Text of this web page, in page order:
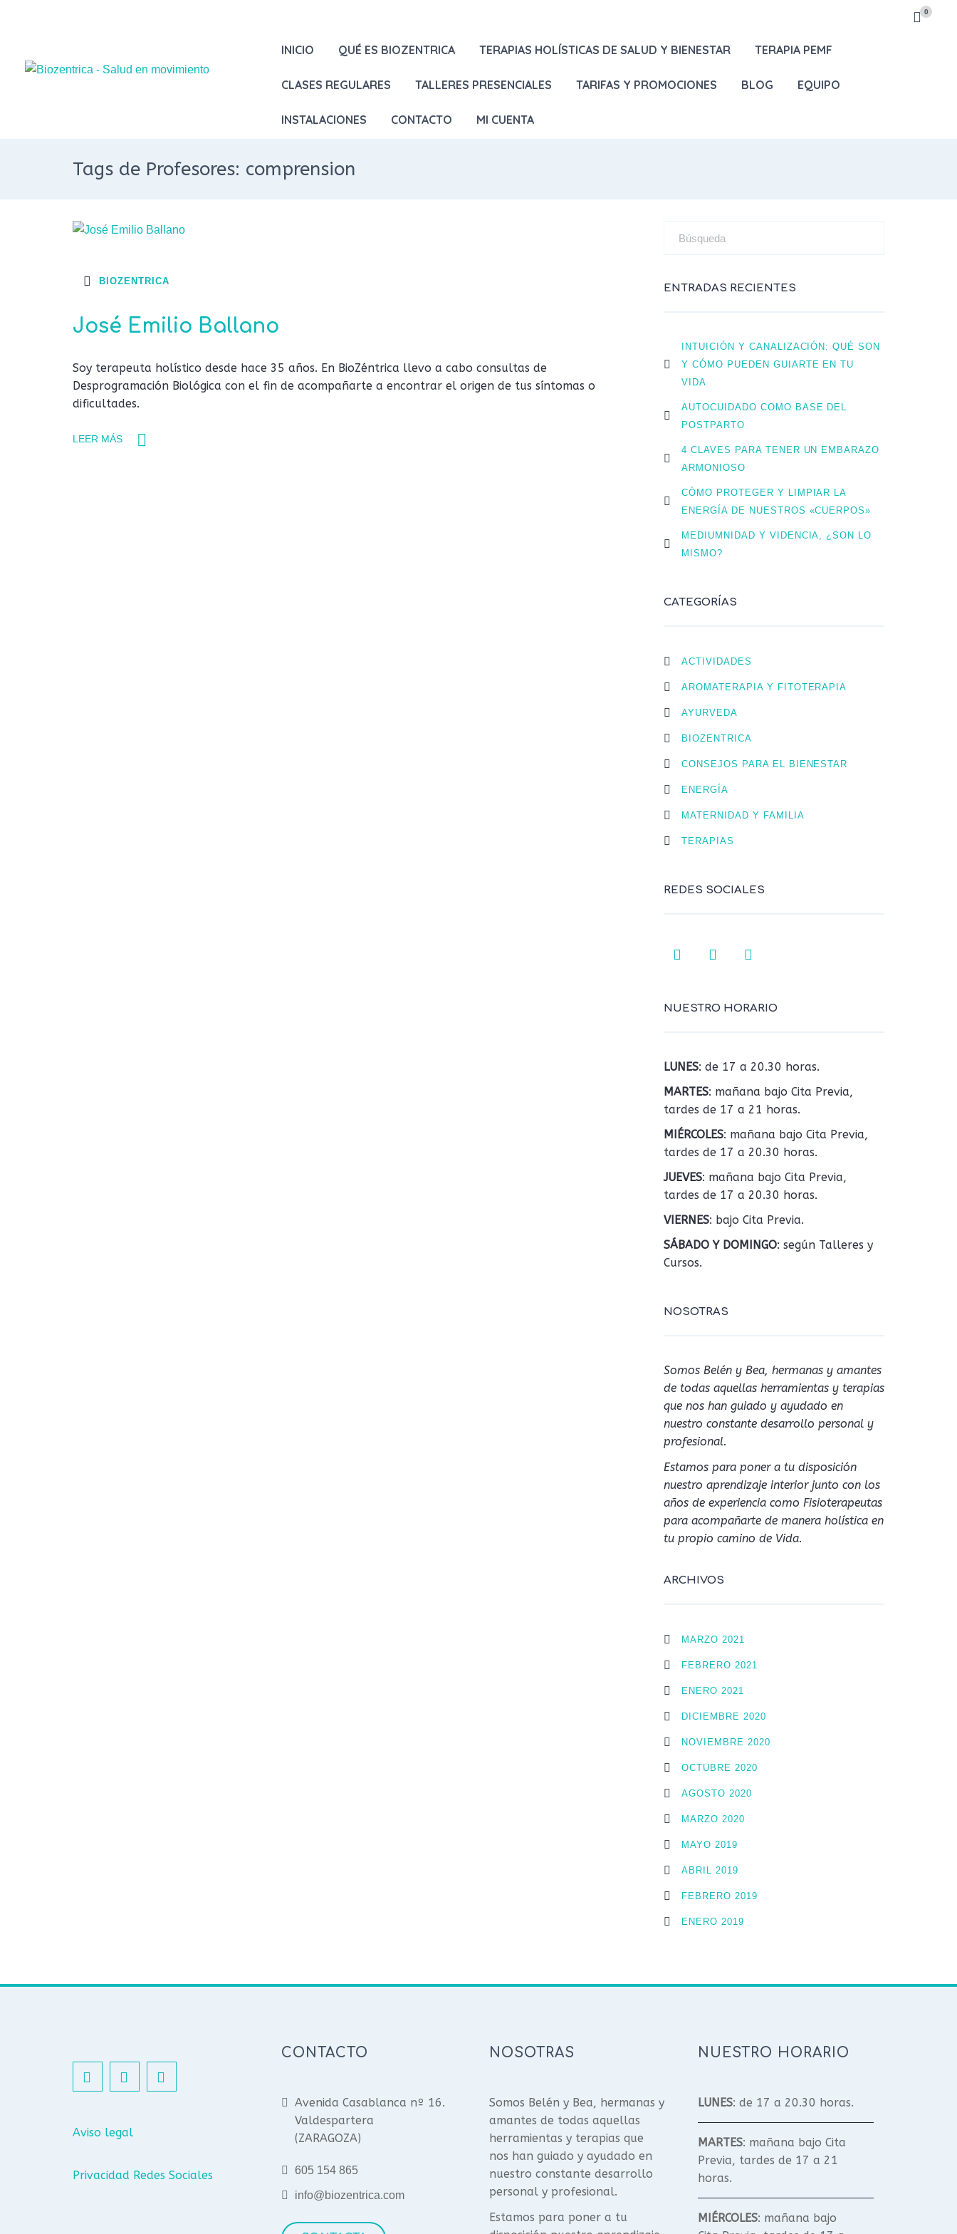
0
INICIO QUÉ ES BIOZENTRICA TERAPIAS HOLÍSTICAS DE SALUD Y BIENESTAR TERAPIA PEMF
CLASES REGULARES TALLERES PRESENCIALES TARIFAS Y PROMOCIONES BLOG EQUIPO
INSTALACIONES CONTACTO MI CUENTA
Tags de Profesores: comprension
BIOZENTRICA
José Emilio Ballano
Soy terapeuta holístico desde hace 35 años. En BioZéntrica llevo a cabo consultas de
Desprogramación Biológica con el fin de acompañarte a encontrar el origen de tus síntomas o
dificultades.
LEER MÁS
ENTRADAS RECIENTES
INTUICIÓN Y CANALIZACIÓN: QUÉ SON
Y CÓMO PUEDEN GUIARTE EN TU
VIDA
AUTOCUIDADO COMO BASE DEL
POSTPARTO
4 CLAVES PARA TENER UN EMBARAZO
ARMONIOSO
CÓMO PROTEGER Y LIMPIAR LA
ENERGÍA DE NUESTROS «CUERPOS»
MEDIUMNIDAD Y VIDENCIA, ¿SON LO
MISMO?
CATEGORÍAS
ACTIVIDADES
AROMATERAPIA Y FITOTERAPIA
AYURVEDA
BIOZENTRICA
CONSEJOS PARA EL BIENESTAR
ENERGÍA
MATERNIDAD Y FAMILIA
TERAPIAS
REDES SOCIALES
NUESTRO HORARIO
LUNES: de 17 a 20.30 horas.
MARTES: mañana bajo Cita Previa,
tardes de 17 a 21 horas.
MIÉRCOLES: mañana bajo Cita Previa,
tardes de 17 a 20.30 horas.
JUEVES: mañana bajo Cita Previa,
tardes de 17 a 20.30 horas.
VIERNES: bajo Cita Previa.
SÁBADO Y DOMINGO: según Talleres y
Cursos.
NOSOTRAS
Somos Belén y Bea, hermanas y amantes
de todas aquellas herramientas y terapias
que nos han guiado y ayudado en
nuestro constante desarrollo personal y
profesional.
Estamos para poner a tu disposición
nuestro aprendizaje interior junto con los
años de experiencia como Fisioterapeutas
para acompañarte de manera holística en
tu propio camino de Vida.
ARCHIVOS
MARZO 2021
FEBRERO 2021
ENERO 2021
DICIEMBRE 2020
NOVIEMBRE 2020
OCTUBRE 2020
AGOSTO 2020
MARZO 2020
MAYO 2019
ABRIL 2019
FEBRERO 2019
ENERO 2019
Aviso legal
Privacidad Redes Sociales
CONTACTO
Avenida Casablanca nº 16.
Valdespartera
(ZARAGOZA)
605 154 865
info@biozentrica.com
NOSOTRAS
Somos Belén y Bea, hermanas y
amantes de todas aquellas
herramientas y terapias que
nos han guiado y ayudado en
nuestro constante desarrollo
personal y profesional.
Estamos para poner a tu
NUESTRO HORARIO
LUNES: de 17 a 20.30 horas.
MARTES: mañana bajo Cita
Previa, tardes de 17 a 21
horas.
MIÉRCOLES: mañana bajo